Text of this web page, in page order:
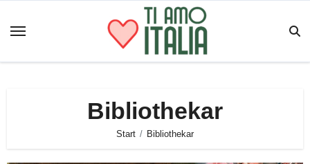
Inhalt
Bibliothekar
Start Bibliothekar